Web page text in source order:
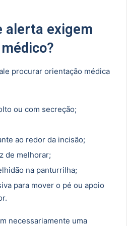
alerta exigem
procurar orientação médica
ou com secreção;
ao redor da incisão;
de melhorar;
na panturrilha;
para mover o pé ou apoio
necessariamente uma